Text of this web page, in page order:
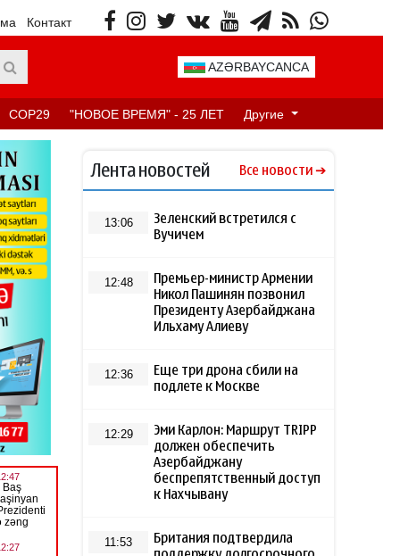
Контакт
AZƏRBAYCANCA
COP29 "НОВОЕ ВРЕМЯ" - 25 ЛЕТ Другие
Лента новостей Все новости
13:06
Зеленский встретился с
Вучичем
12:48
Премьер-министр Армении
Никол Пашинян позвонил
Президенту Азербайджана
Ильхаму Алиеву
12:36
Еще три дрона сбили на
подлете к Москве
12:29
Эми Карлон: Маршрут TRIPP
должен обеспечить
Азербайджану
беспрепятственный доступ
к Нахчывану
11:53
Британия подтвердила